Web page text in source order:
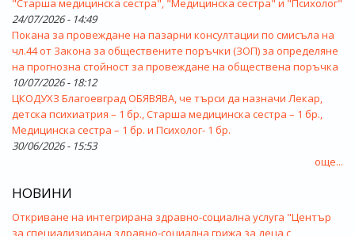
24/07/2026 - 14:49
Покана за провеждане на пазарни консултации по смисъла на
чл.44 от Закона за обществените поръчки (ЗОП) за определяне
на прогнозна стойност за провеждане на обществена поръчка
10/07/2026 - 18:12
ЦКОДУХЗ Благоевград ОБЯВЯВА, че търси да назначи Лекар,
детска психиатрия – 1 бр., Старша медицинска сестра – 1 бр.,
Медицинска сестра – 1 бр. и Психолог- 1 бр.
30/06/2026 - 15:53
още...
НОВИНИ
Откриване на интегрирана здравно-социална услуга "Център
за специализирана здравно-социална грижа за деца с